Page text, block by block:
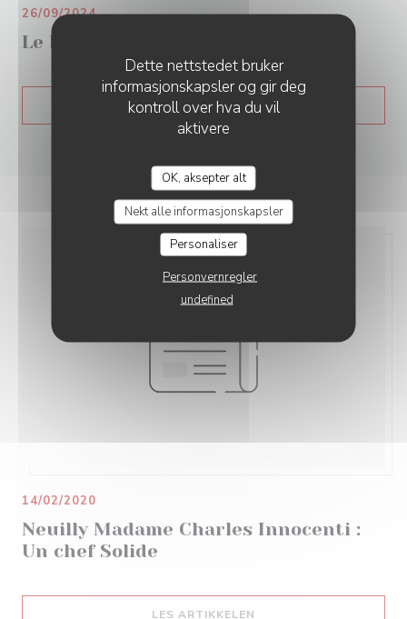
Dette nettstedet bruker
informasjonskapsler og gir deg
kontroll over hva du vil
aktivere
OK, aksepter alt
Nekt alle informasjonskapsler
Personaliser
Personvernregler
undefined
Le Parisien 92
26/09/2024
SE PRESSEARTIKKELEN((ÅPNER I ET NYTT
Neuilly Madame Charles Innocenti :
Un chef Solide
14/02/2020
LES ARTIKKELEN